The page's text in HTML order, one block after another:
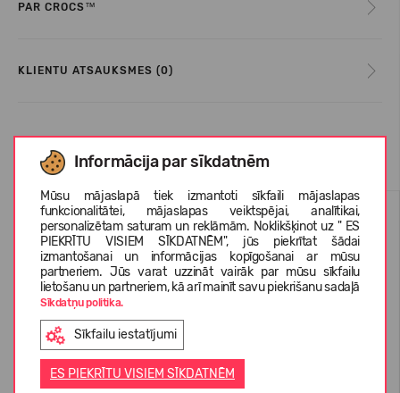
Informācija par sīkdatnēm
Mūsu mājaslapā tiek izmantoti sīkfaili mājaslapas
funkcionalitātei, mājaslapas veiktspējai, analītikai,
personalizētam saturam un reklāmām. Noklikšķinot uz " ES
PIEKRĪTU VISIEM SĪKDATNĒM", jūs piekrītat šādai
izmantošanai un informācijas kopīgošanai ar mūsu
partneriem. Jūs varat uzzināt vairāk par mūsu sīkfailu
lietošanu un partneriem, kā arī mainīt savu piekrišanu sadaļā
Sīkdatņu politika.
Sīkfailu iestatījumi
ES PIEKRĪTU VISIEM SĪKDATNĒM
PAR CROCS™
KLIENTU ATSAUKSMES (0)
Līdzīgas preces